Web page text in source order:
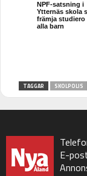
NPF-satsning i
Ytternäs skola
främja studiero
alla barn
TAGGAR SKOLPOLIS
E-